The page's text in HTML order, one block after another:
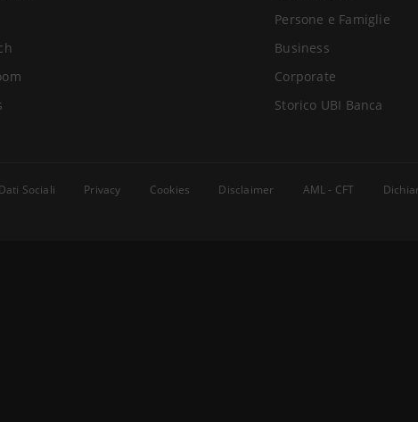
Persone e Famiglie
Business
Corporate
Storico UBI Banca
Dati Sociali Privacy Cookies Disclaimer AML - CFT